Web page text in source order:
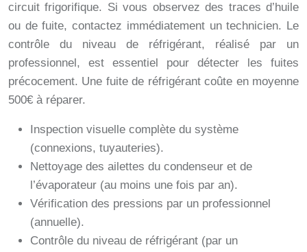
circuit frigorifique. Si vous observez des traces d’huile
ou de fuite, contactez immédiatement un technicien. Le
contrôle du niveau de réfrigérant, réalisé par un
professionnel, est essentiel pour détecter les fuites
précocement. Une fuite de réfrigérant coûte en moyenne
500€ à réparer.
Inspection visuelle complète du système
(connexions, tuyauteries).
Nettoyage des ailettes du condenseur et de
l’évaporateur (au moins une fois par an).
Vérification des pressions par un professionnel
(annuelle).
Contrôle du niveau de réfrigérant (par un